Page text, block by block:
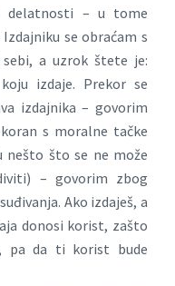
delatnosti – u tome
se obraćam s
a uzrok štete je:
izdaje. Prekor se
izdajnika – govorim
s moralne tačke
nešto što se ne može
– govorim zbog
Ako izdaješ, a
donosi korist, zašto
pa da ti korist bude